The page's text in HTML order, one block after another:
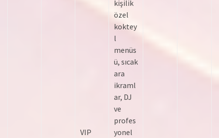
VIP
kişilik
özel
koktey
l
menüs
ü, sıcak
ara
ikraml
ar, DJ
ve
profes
yonel